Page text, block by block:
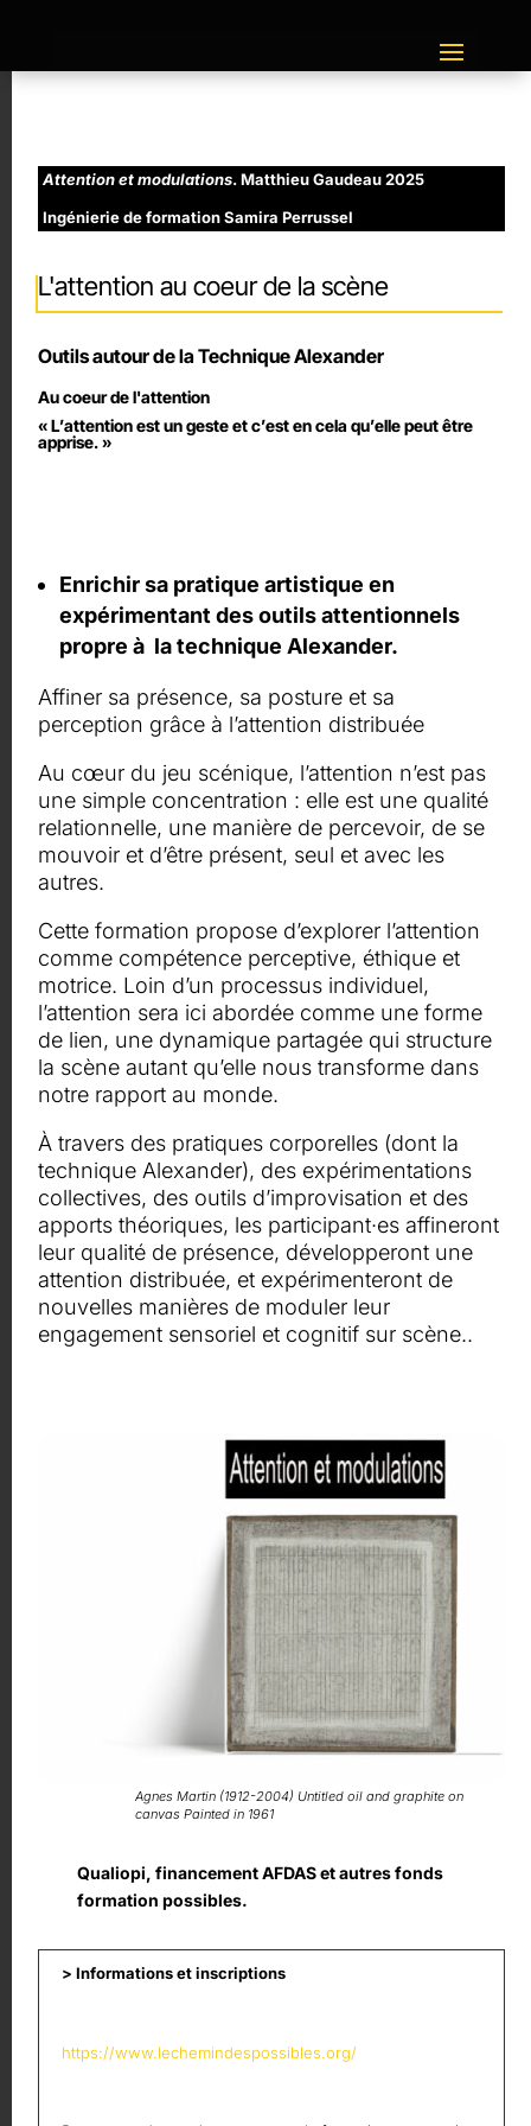
Attention et modulations. Matthieu Gaudeau 2025
Ingénierie de formation Samira Perrussel
L'attention au coeur de la scène
Outils autour de la Technique Alexander
Au coeur de l'attention
« L’attention est un geste et c’est en cela qu’elle peut être
apprise. »
Enrichir sa pratique artistique en
expérimentant des outils attentionnels
propre à la technique Alexander.
Affiner sa présence, sa posture et sa
perception grâce à l’attention distribuée
Au cœur du jeu scénique, l’attention n’est pas
une simple concentration : elle est une qualité
relationnelle, une manière de percevoir, de se
mouvoir et d’être présent, seul et avec les
autres.
Cette formation propose d’explorer l’attention
comme compétence perceptive, éthique et
motrice. Loin d’un processus individuel,
l’attention sera ici abordée comme une forme
de lien, une dynamique partagée qui structure
la scène autant qu’elle nous transforme dans
notre rapport au monde.
À travers des pratiques corporelles (dont la
technique Alexander), des expérimentations
collectives, des outils d’improvisation et des
apports théoriques, les participant·es affineront
leur qualité de présence, développeront une
attention distribuée, et expérimenteront de
nouvelles manières de moduler leur
engagement sensoriel et cognitif sur scène..
Agnes Martin (1912-2004) Untitled oil and graphite on
canvas Painted in 1961
Qualiopi, financement AFDAS et autres fonds
formation possibles.
> Informations et inscriptions
https://www.lechemindespossibles.org/